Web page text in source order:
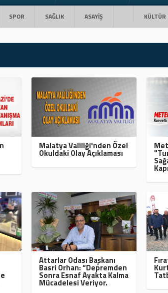
SPOR SAĞLIK ASAYİŞ
Malatya Valiliği'nden Özel
Okuldaki Olay Açıklaması
Attarlar Odası Başkanı
Basri Orhan: “Depremden
Sonra Esnaf Ayakta Kalma
Mücadelesi Veriyor.